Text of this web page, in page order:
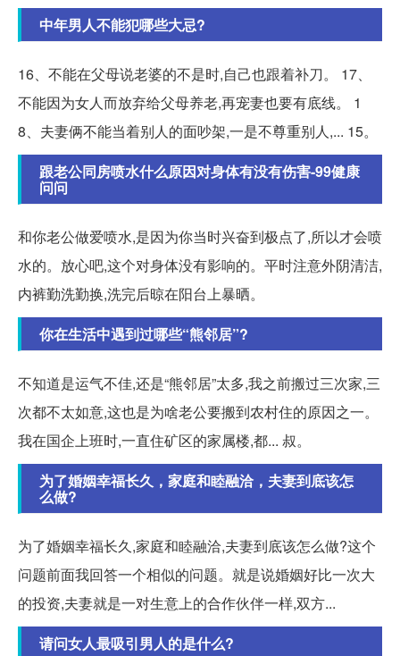
中年男人不能犯哪些大忌?
16、不能在父母说老婆的不是时,自己也跟着补刀。 17、
不能因为女人而放弃给父母养老,再宠妻也要有底线。 1
8、夫妻俩不能当着别人的面吵架,一是不尊重别人,... 15。
跟老公同房喷水什么原因对身体有没有伤害-99健康
问问
和你老公做爱喷水,是因为你当时兴奋到极点了,所以才会喷
水的。放心吧,这个对身体没有影响的。平时注意外阴清洁,
内裤勤洗勤换,洗完后晾在阳台上暴晒。
你在生活中遇到过哪些“熊邻居”?
不知道是运气不佳,还是“熊邻居”太多,我之前搬过三次家,三
次都不太如意,这也是为啥老公要搬到农村住的原因之一。
我在国企上班时,一直住矿区的家属楼,都... 叔。
为了婚姻幸福长久，家庭和睦融洽，夫妻到底该怎
么做?
为了婚姻幸福长久,家庭和睦融洽,夫妻到底该怎么做?这个
问题前面我回答一个相似的问题。就是说婚姻好比一次大
的投资,夫妻就是一对生意上的合作伙伴一样,双方...
请问女人最吸引男人的是什么?